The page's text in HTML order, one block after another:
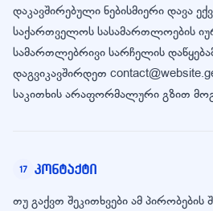
დაკავშირებული ნებისმიერი დავა
საქართველოს სასამართლოების
სამართლებრივი სარჩელის
დაგვიკავშირდეთ
საკითხის არაფორმალური გზით
17 კონტაქტი
თუ გაქვთ შეკითხვები ამ პირობების